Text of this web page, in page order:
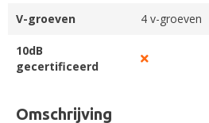
Omschrijving
V-groeven 4 v-groeven
10dB
gecertificeerd